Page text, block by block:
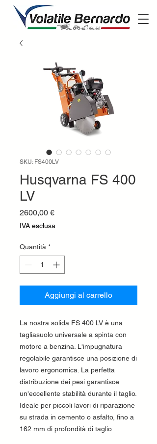
SKU: FS400LV
Husqvarna FS 400
LV
2600,00 €Prezzo
IVA esclusa
Quantità *
Aggiungi al carrello
La nostra solida FS 400 LV è una
tagliasuolo universale a spinta con
motore a benzina. L'impugnatura
regolabile garantisce una posizione di
lavoro ergonomica. La perfetta
distribuzione dei pesi garantisce
un'eccellente stabilità durante il taglio.
Ideale per piccoli lavori di riparazione
su strada in cemento o asfalto, fino a
162 mm di profondità di taglio.